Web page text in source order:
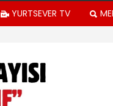
YURTSEVER TV